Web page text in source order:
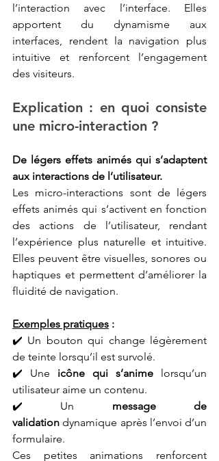
l’interaction avec l’interface. Elles
apportent du dynamisme aux
interfaces, rendent la navigation plus
intuitive et renforcent l’engagement
des visiteurs.
Explication : en quoi consiste
une micro-interaction ?
De légers effets animés qui s’adaptent
aux interactions de l’utilisateur.
Les micro-interactions sont de légers
effets animés qui s’activent en fonction
des actions de l’utilisateur, rendant
l’expérience plus naturelle et intuitive.
Elles peuvent être visuelles, sonores ou
haptiques et permettent d’améliorer la
fluidité de navigation.
Exemples pratiques :
✔️ Un bouton qui change légèrement
de teinte lorsqu’il est survolé.
✔️ Une icône qui s’anime lorsqu’un
utilisateur aime un contenu.
✔️ Un message de
validation dynamique après l’envoi d’un
formulaire.
Ces petites animations renforcent